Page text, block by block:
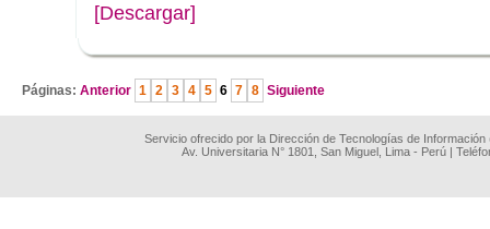
[Descargar]
Páginas: Anterior 1 2 3 4 5 6 7 8 Siguiente
Servicio ofrecido por la Dirección de Tecnologías de
Av. Universitaria N° 1801, San Miguel, Lima - Perú |